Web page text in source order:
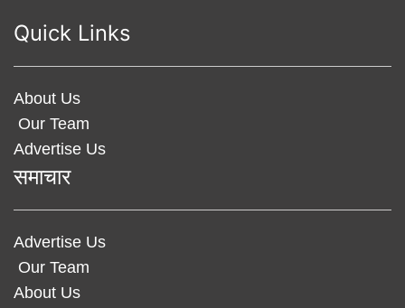
Quick Links
About Us
Our Team
Advertise Us
समाचार
Advertise Us
Our Team
About Us